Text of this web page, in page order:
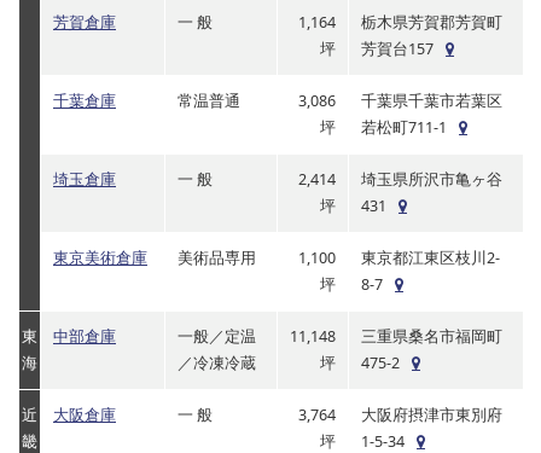
芳賀倉庫 一 般
1,164
坪
栃木県芳賀郡芳賀町
芳賀台157
千葉倉庫 常温普通
3,086
坪
千葉県千葉市若葉区
若松町711-1
埼玉倉庫 一 般
2,414
坪
埼玉県所沢市亀ヶ谷
431
東京美術倉庫 美術品専用
1,100
坪
東京都江東区枝川2-
8-7
東
海
中部倉庫
一般／定温
／冷凍冷蔵
11,148
坪
三重県桑名市福岡町
475-2
近
畿
大阪倉庫 一 般
3,764
坪
大阪府摂津市東別府
1-5-34